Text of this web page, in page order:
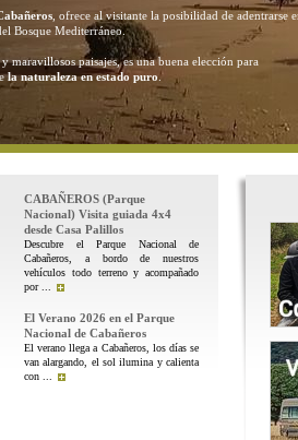
, ofrece al visitante la posibilidad de adentrarse
Bosque Mediterráneo.
paisajes, es una buena elección para
la naturaleza en estado puro .
CABAÑEROS (Parque
Nacional) Visita guiada 4x4
desde Casa Palillos
Descubre el Parque Nacional de
Cabañeros, a bordo de nuestros
vehículos todo terreno y acompañado
por ...
El Verano 2026 en el Parque
Nacional de Cabañeros
El verano llega a Cabañeros, los días se
van alargando, el sol ilumina y calienta
con ...